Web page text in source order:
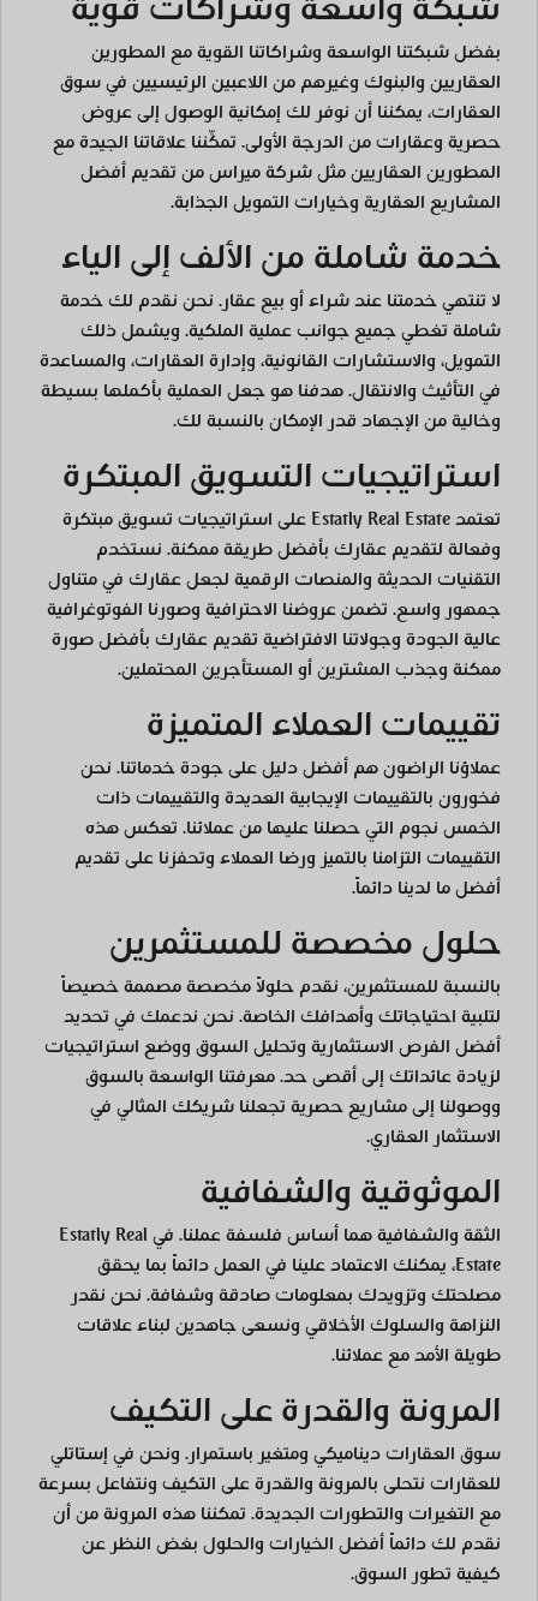
بفضل شبكتنا الواسعة وشراكاتنا القوية مع المطورين
العقاريين والبنوك وغيرهم من اللاعبين الرئيسيين في سوق
العقارات، يمكننا أن نوفر لك إمكانية الوصول إلى عروض
حصرية وعقارات من الدرجة الأولى. تمكِّننا علاقاتنا الجيدة مع
المطورين العقاريين مثل شركة ميراس من تقديم أفضل
المشاريع العقارية وخيارات التمويل الجذابة.
خدمة شاملة من الألف إلى الياء
لا تنتهي خدمتنا عند شراء أو بيع عقار. نحن نقدم لك خدمة
شاملة تغطي جميع جوانب عملية الملكية. ويشمل ذلك
التمويل، والاستشارات القانونية، وإدارة العقارات، والمساعدة
في التأثيث والانتقال. هدفنا هو جعل العملية بأكملها بسيطة
وخالية من الإجهاد قدر الإمكان بالنسبة لك.
استراتيجيات التسويق المبتكرة
تعتمد Estatly Real Estate على استراتيجيات تسويق مبتكرة
وفعالة لتقديم عقارك بأفضل طريقة ممكنة. نستخدم
التقنيات الحديثة والمنصات الرقمية لجعل عقارك في متناول
جمهور واسع. تضمن عروضنا الاحترافية وصورنا الفوتوغرافية
عالية الجودة وجولاتنا الافتراضية تقديم عقارك بأفضل صورة
ممكنة وجذب المشترين أو المستأجرين المحتملين.
تقييمات العملاء المتميزة
عملاؤنا الراضون هم أفضل دليل على جودة خدماتنا. نحن
فخورون بالتقييمات الإيجابية العديدة والتقييمات ذات
الخمس نجوم التي حصلنا عليها من عملائنا. تعكس هذه
التقييمات التزامنا بالتميز ورضا العملاء وتحفزنا على تقديم
أفضل ما لدينا دائماً.
حلول مخصصة للمستثمرين
بالنسبة للمستثمرين، نقدم حلولاً مخصصة مصممة خصيصاً
لتلبية احتياجاتك وأهدافك الخاصة. نحن ندعمك في تحديد
أفضل الفرص الاستثمارية وتحليل السوق ووضع استراتيجيات
لزيادة عائداتك إلى أقصى حد. معرفتنا الواسعة بالسوق
ووصولنا إلى مشاريع حصرية تجعلنا شريكك المثالي في
الاستثمار العقاري.
الموثوقية والشفافية
الثقة والشفافية هما أساس فلسفة عملنا. في Estatly Real
Estate، يمكنك الاعتماد علينا في العمل دائماً بما يحقق
مصلحتك وتزويدك بمعلومات صادقة وشفافة. نحن نقدر
النزاهة والسلوك الأخلاقي ونسعى جاهدين لبناء علاقات
طويلة الأمد مع عملائنا.
المرونة والقدرة على التكيف
سوق العقارات ديناميكي ومتغير باستمرار. ونحن في إستاتلي
للعقارات نتحلى بالمرونة والقدرة على التكيف ونتفاعل بسرعة
مع التغيرات والتطورات الجديدة. تمكننا هذه المرونة من أن
نقدم لك دائماً أفضل الخيارات والحلول بغض النظر عن
كيفية تطور السوق.